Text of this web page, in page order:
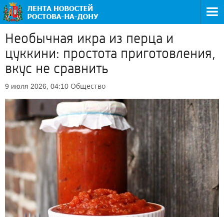
Необычная икра из перца и
цуккини: простота приготовления,
вкус не сравнить
9 июля 2026, 04:10 Общество